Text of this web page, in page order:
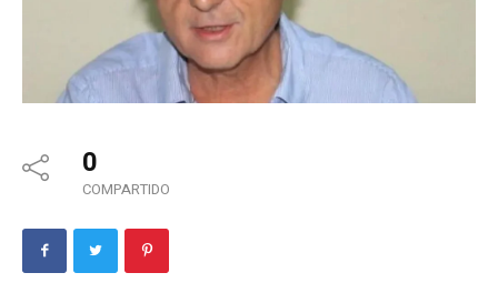
0
COMPARTIDO